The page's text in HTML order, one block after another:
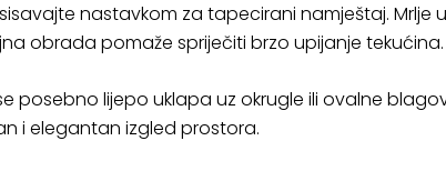
nastavkom za tapecirani namještaj. Mrlje
obrada pomaže spriječiti brzo upijanje tekućina.
posebno lijepo uklapa uz okrugle ili ovalne
i elegantan izgled prostora.